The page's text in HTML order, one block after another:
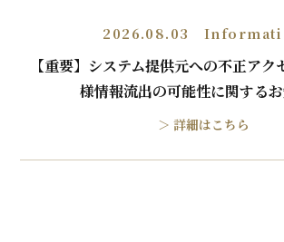
2026.08.03
【重要】システム提供元への不正ア
様情報流出の可能性に関する
＞ 詳細はこちら